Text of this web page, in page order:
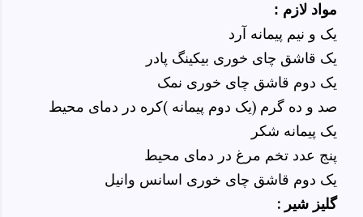
مواد لازم :
یک و نیم پیمانه آرد
یک قاشق چای خوری بیکینگ پادر
یک دوم قاشق چای خوری نمک
صد و ده گرم (یک دوم پیمانه )کره در دمای محیط
یک پیمانه شکر
پنج عدد تخم مرغ در دمای محیط
یک دوم قاشق چای خوری اسانس وانیل
گلیز شیر :